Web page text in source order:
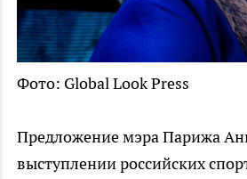
Фото: Global Look Press
Предложение мэра Парижа
выступлении российских